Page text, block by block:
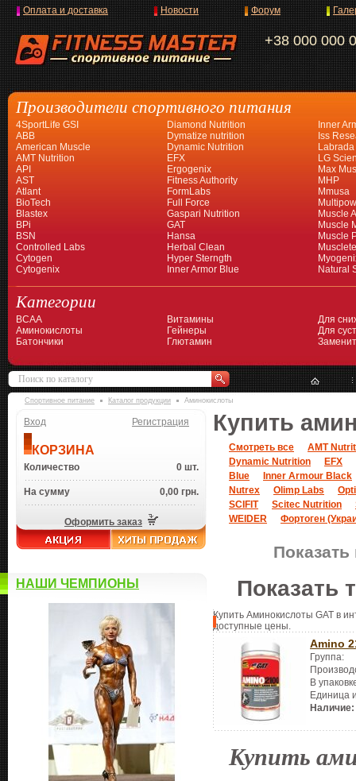
+38 000 000
Оплата и доставка Новости Форум
Производители спортивного питания
4SportLife GSI
ABB
American Muscle
AMT Nutrition
API
AST
Atlant
BioTech
Blastex
BPi
BSN
Controlled Labs
Cytogen
Cytogenix
Diamond Nutrition
Dymatize nutrition
Dynamic Nutrition
EFX
Ergogenix
Fitness Authority
FormLabs
Full Force
Gaspari Nutrition
GAT
Hansa
Herbal Clean
Hyper Sterngth
Inner Armor Blue
Inner
Iss
Labrada
LG
Max
MHP
Mmusa
Muscle
Muscle
Muscle
Natural
Категории
BCAA
Аминокислоты
Батончики
Витамины
Гейнеры
Глютамин
Для
Для
Спортивное питание Каталог продукции Аминокислоты
Вход Регистрация
КОРЗИНА
Количество 0 шт.
На сумму 0,00 грн.
Оформить заказ
НАШИ ЧЕМПИОНЫ
Купить
Смотреть все
AMT
Dynamic Nutrition
EFX
Blue
Inner Armour Black
Nutrex
Olimp Labs
SCIFIT
Scitec Nutrition
WEIDER
Фортоген
Показать
Купить Аминокислоты GAT в
доступные цены.
Amino
Группа:
В
Единица
Наличие:
Купить